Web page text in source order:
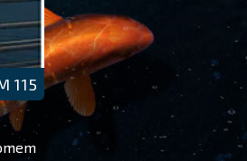
115